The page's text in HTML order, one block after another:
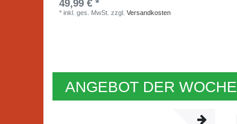
49,99 € *
*inkl. ges. MwSt. zzgl.Versandkosten
ANGEBOT DER WOCHE